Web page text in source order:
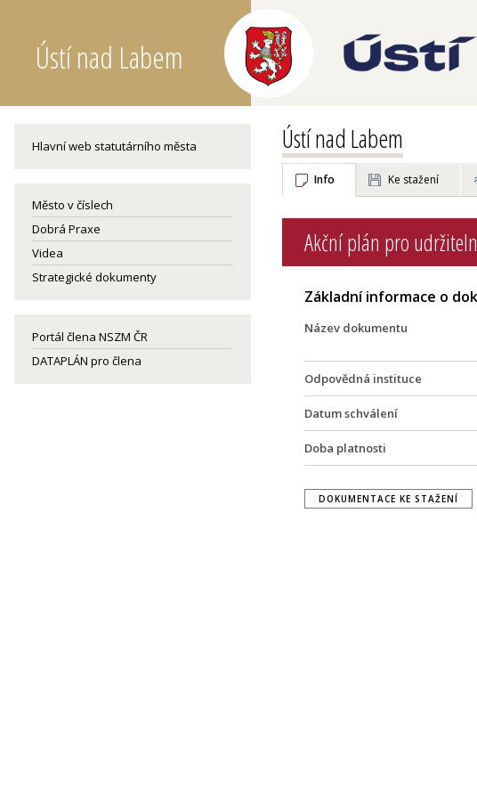
Ústí nad Labem
Hlavní web statutárního města
Město v číslech
Dobrá Praxe
Videa
Strategické dokumenty
Portál člena NSZM ČR
DATAPLÁN pro člena
Ústí nad Labem
Info Ke stažení
Akční plán pro
Základní informace o
Název dokumentu
Odpovědná instituce
Datum schválení
Doba platnosti
DOKUMENTACE KE STAŽENÍ